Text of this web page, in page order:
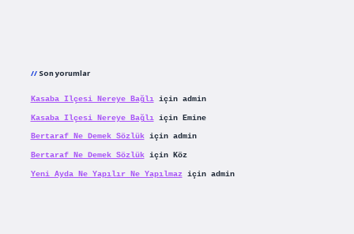
Son yorumlar
Kasaba Ilçesi Nereye Bağlıiçin admin
Kasaba Ilçesi Nereye Bağlıiçin Emine
Bertaraf Ne Demek Sözlükiçin admin
Bertaraf Ne Demek Sözlükiçin Köz
Yeni Ayda Ne Yapılır Ne Yapılmaziçin admin